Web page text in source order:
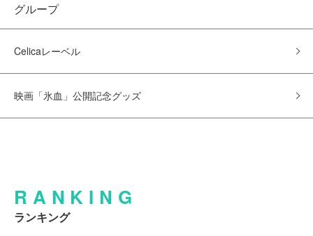
グループ
Celicaレーベル
映画「氷血」公開記念グッズ
RANKING
ランキング